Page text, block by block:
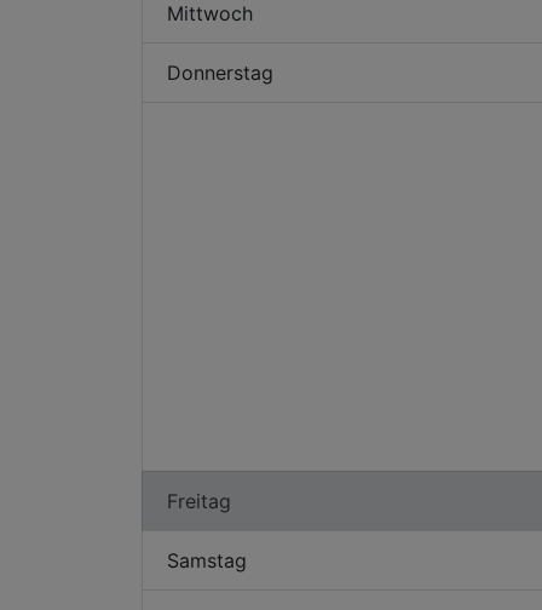
Mittwoch
Donnerstag
Freitag
Samstag